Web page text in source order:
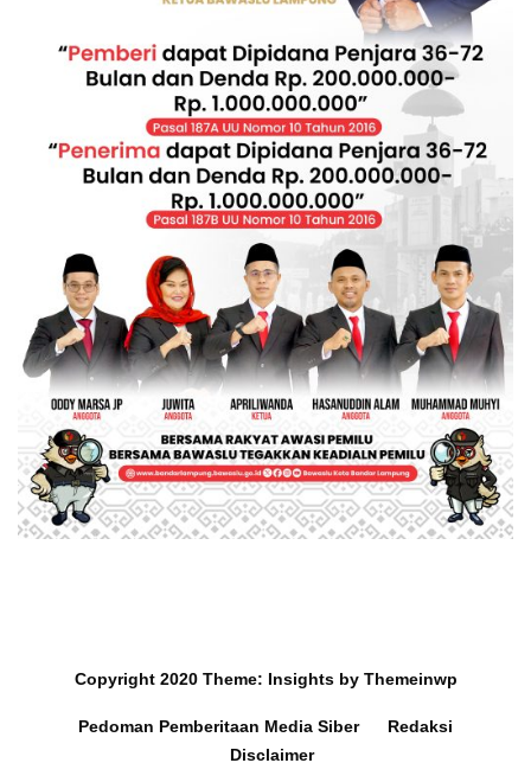
Copyright 2020 Theme: Insightsby Themeinwp
Pedoman Pemberitaan Media Siber
Redaksi
Disclaimer